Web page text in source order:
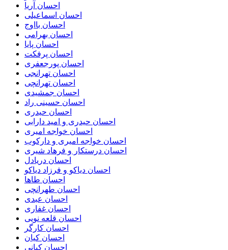
احسان آریا
احسان اسماعیلی
احسان بااوج
احسان بهرامی
احسان پایا
احسان پرفکت
احسان پورجعفری
احسان تهرانجی
احسان تهرانچی
احسان جمشیدی
احسان حسینی راد
احسان حیدری
احسان حیدری و امید دارابی
احسان خواجه امیری
احسان خواجه امیری و دارکوب
احسان درستكار و فرهاد شيرى
احسان دریادل
احسان دیاکو و فرزاد دیاکو
احسان طاها
احسان طهرانچی
احسان عبدی
احسان غفاری
احسان قلعه نویی
احسان کارگر
احسان کیان
احسان کیانی